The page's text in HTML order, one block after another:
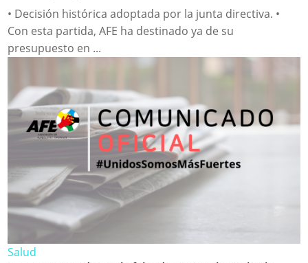
• Decisión histórica adoptada por la junta directiva. •
Con esta partida, AFE ha destinado ya de su
presupuesto en ...
Salud